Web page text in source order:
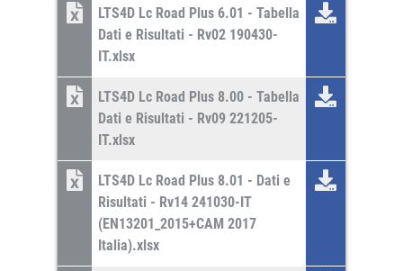
LTS4D Lc Road Plus 6.01 - Tabella
Dati e Risultati - Rv02 190430-
IT.xlsx
LTS4D Lc Road Plus 8.00 - Tabella
Dati e Risultati - Rv09 221205-
IT.xlsx
LTS4D Lc Road Plus 8.01 - Dati e
Risultati - Rv14 241030-IT
(EN13201_2015+CAM 2017
Italia).xlsx